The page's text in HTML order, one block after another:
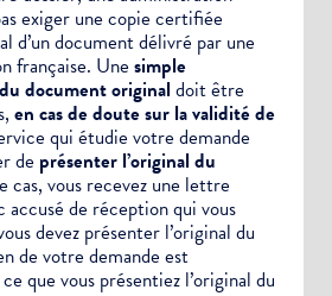
exiger une copie certifiée
d’un document délivré par une
française. Une simple
document originaldoit être
en cas de doute sur la validité de
qui étudie votre demande
de présenter l’original du
cas, vous recevez une lettre
accusé de réception qui vous
devez présenter l’original du
de votre demande est
que vous présentiez l’original du